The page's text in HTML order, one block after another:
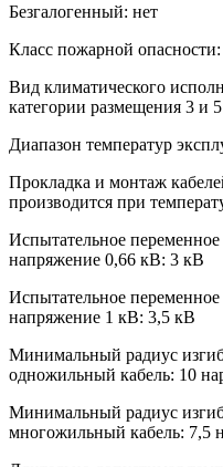
Безгалогенный: нет
Класс пожарной
Вид климатического
категории размещения 3 и 5
Диапазон температур
Прокладка и монтаж
производится при
Испытательное
напряжение 0,66 кВ: 3 кВ
Испытательное
напряжение 1 кВ: 3,5 кВ
Минимальный радиус
одножильный кабель: 10
Минимальный радиус
многожильный кабель: 7,5